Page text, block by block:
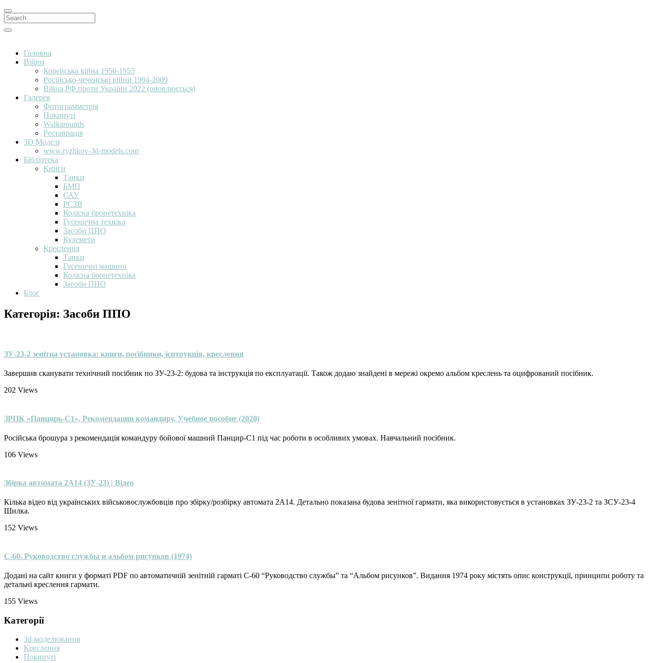
Search
for:
Search
Головна
Війни
Корейська війна 1950-1953
Російсько-чеченські війни 1994-2009
Війна РФ проти України 2022 (оновлюється)
Галерея
Фотограмметрія
Покинуті
Walkarounds
Реставрація
3D Моделі
www.ryzhkov-3d-models.com
Бібліотека
Книги
Танки
БМП
САУ
РСЗВ
Колісна бронетехніка
Гусенична техніка
Засоби ППО
Кулемети
Креслення
Танки
Гусеничні машини
Колісна бронетехніка
Засоби ППО
Блог
Категорія: Засоби ППО
ЗУ-23-2 зенітна установка: книги, посібники, існтрукція, креслення
Завершив сканувати технічний посібник по ЗУ-23-2: будова та інструкція по експлуатації. Також додаю знайдені в мережі окремо альбом креслень та оцифрований посібник.
202 Views
ЗРПК «Панцирь-С1». Рекомендации командиру. Учебное пособие (2020)
Російська брошура з рекомендація командуру бойової машний Панцир-С1 під час роботи в особливих умовах. Навчальний посібник.
106 Views
Збірка автомата 2А14 (ЗУ-23) | Відео
Кілька відео від українських військовослужбовців про збірку/розбірку автомата 2А14. Детально показана будова зенітної гармати, яка використовується в установках ЗУ-23-2 та ЗСУ-23-4
Шилка.
152 Views
С-60. Руководство службы и альбом рисунков (1974)
Додані на сайт книги у форматі PDF по автоматичній зенітній гарматі С-60 “Руководство службы” та “Альбом рисунков”. Видання 1974 року містять опис конструкції, принципи роботу та
детальні креслення гармати.
155 Views
Категорії
3d-моделювання
Креслення
Покинуті